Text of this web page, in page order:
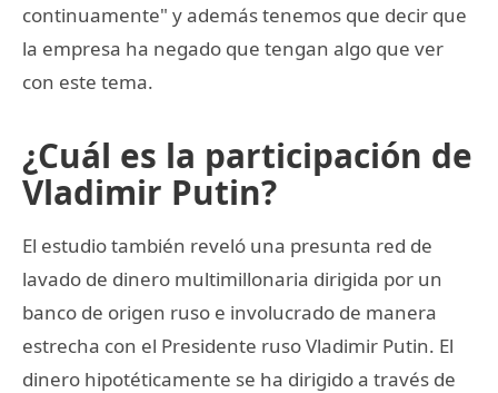
continuamente" y además tenemos que decir que
la empresa ha negado que tengan algo que ver
con este tema.
¿Cuál es la participación de
Vladimir Putin?
El estudio también reveló una presunta red de
lavado de dinero multimillonaria dirigida por un
banco de origen ruso e involucrado de manera
estrecha con el Presidente ruso Vladimir Putin. El
dinero hipotéticamente se ha dirigido a través de